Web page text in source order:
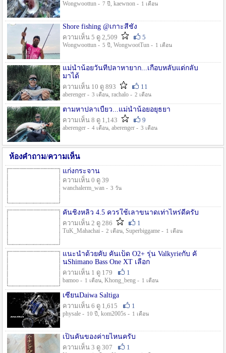
Wongwoottun - 7 ปี , kaewnon - 1 เดือน
Shore fishing @เกาะสีชัง
ความเห็น 5 ดู 2,509
5
Wongwoottun - 5 ปี , WongwootTun - 1 เดือน
แม่น้ำน้อยวันที่ปลาหายาก...เกือบหลับแต่กลับ
มาได้
ความเห็น 10 ดู 893
11
aberenger - 3 เดือน, rachalo - 2 เดือน
ตามหาปลาเบี้ยว...แม่น้ำน้อยอยุธยา
ความเห็น 8 ดู 1,143
9
aberenger - 4 เดือน, aberenger - 3 เดือน
ห้องคำถาม/ความเห็น
แก่งกระจาน
ความเห็น 0 ดู 39
wanchalerm_wan - 3 วัน
คันชิงหลิว 4.5 ควรใช้เลาขนาดเท่าไหร่ดีครับ
ความเห็น 2 ดู 286
1
TuK_Mahachai - 2 เดือน, Superbiggame - 1 เดือน
แนะนำด้วยคับ คันเบ็ด O2+ รุ่น Valkyrieกับ คั
นShimano Bass One XT เลือก
ความเห็น 1 ดู 179
1
bamoo - 1 เดือน, Khong_beng - 1 เดือน
เซียนDaiwa Saltiga
ความเห็น 6 ดู 1,615
1
physale - 10 ปี , kom2005s - 1 เดือน
เป็นคันของค่ายไหนครับ
ความเห็น 3 ดู 307
1